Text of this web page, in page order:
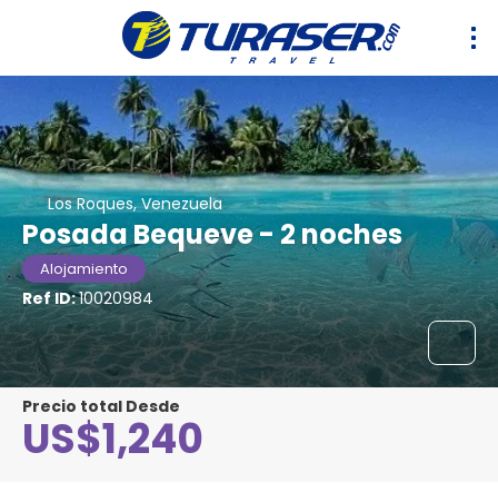
Los Roques, Venezuela
Posada Bequeve - 2 noches
Alojamiento
Ref ID:10020984
Precio total Desde
US$1,240